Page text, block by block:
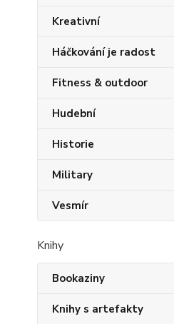
Kreativní
Háčkování je radost
Fitness & outdoor
Hudební
Historie
Military
Vesmír
Knihy
Bookaziny
Knihy s artefakty